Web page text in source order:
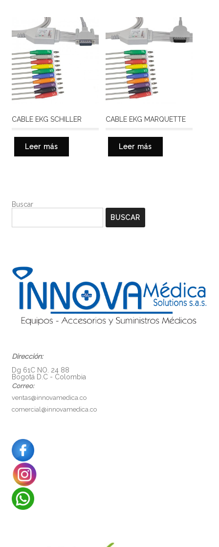
CABLE EKG SCHILLER
Leer más
CABLE EKG MARQUETTE
Leer más
Buscar
BUSCAR
Dirección:
Dg 61C NO. 24 88
Bogotá D.C - Colombia
Correo:
ventas@innovamedica.co
comercial@innovamedica.co